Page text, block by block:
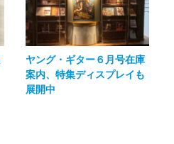
ヤング・ギター６月号在庫
案内、特集ディスプレイも
展開中